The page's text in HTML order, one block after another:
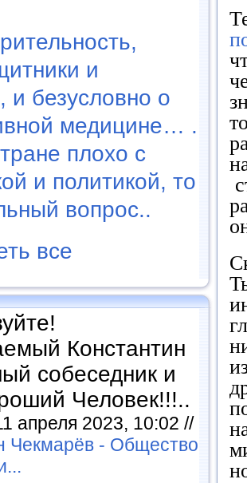
и
и безусловно о
медицине… .
плохо с
и политикой, то
вопрос..
все
Константин
собеседник и
Человек!!!..
апреля 2023, 10:02 //
Чекмарёв - Общество